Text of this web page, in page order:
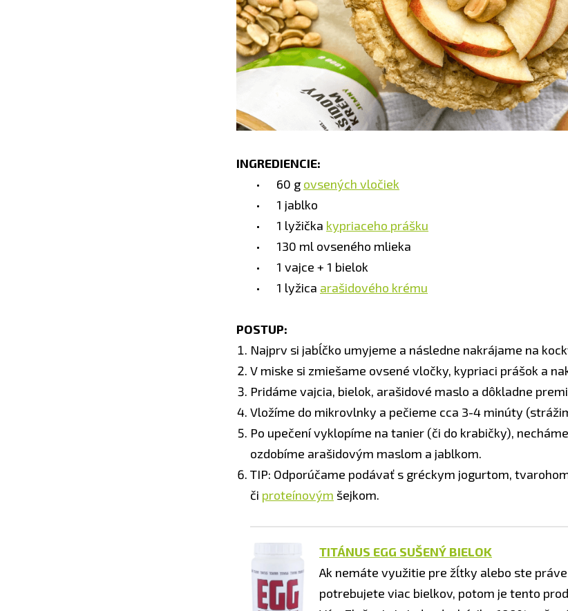
INGREDIENCIE:
60 g ovsených vločiek
1 jablko
1 lyžička kypriaceho prášku
130 ml ovseného mlieka
1 vajce + 1 bielok
1 lyžica arašidového krému
POSTUP:
Najprv si jabĺčko umyjeme a následne nakrájame na
V miske si zmiešame ovsené vločky, kypriaci prášok a
Pridáme vajcia, bielok, arašidové maslo a dôkladne
Vložíme do mikrovlnky a pečieme cca 3-4 minúty
Po upečení vyklopíme na tanier (či do krabičky),
ozdobíme arašidovým maslom a jablkom.
TIP: Odporúčame podávať s gréckym jogurtom,
či proteínovým šejkom.
TITÁNUS EGG SUŠENÝ BIELOK
Ak nemáte využitie pre žĺtky alebo ste
potrebujete viac bielkov, potom je tento